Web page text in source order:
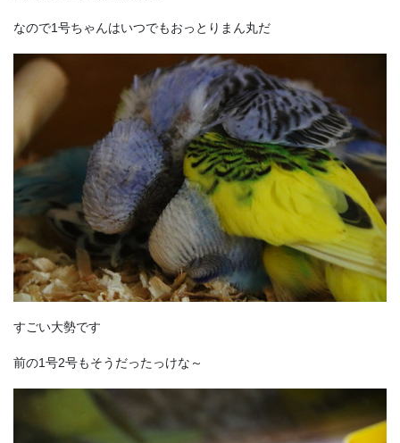
なので1号ちゃんはいつでもおっとりまん丸だ
すごい大勢です
前の1号2号もそうだったっけな～